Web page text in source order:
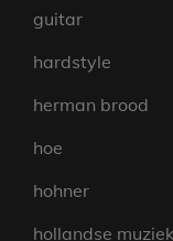
guitar
hardstyle
herman brood
hoe
hohner
hollandse muziek